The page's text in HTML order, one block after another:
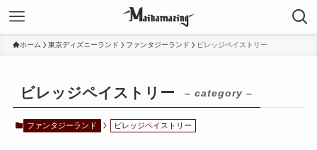
ホーム 東京ディズニーランド ファンタジーランド ビレッジペイストリー
ビレッジペイストリー – category –
ファンタジーランド ビレッジペイストリー